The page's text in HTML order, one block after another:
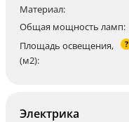
Материал:
Общая мощность ламп:
Площадь освещения,
(м2):
?
Электрика